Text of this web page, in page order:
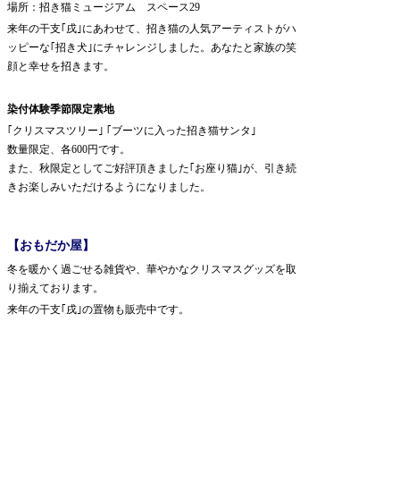
場所：招き猫ミュージアム スペース29
来年の干支｢戌｣にあわせて、招き猫の人気アーティストがハ
ッピーな｢招き犬｣にチャレンジしました。あなたと家族の笑
顔と幸せを招きます。
染付体験季節限定素地
｢クリスマスツリー｣ ｢ブーツに入った招き猫サンタ｣
数量限定、各600円です。
また、秋限定としてご好評頂きました｢お座り猫｣が、引き続
きお楽しみいただけるようになりました。
【おもだか屋】
冬を暖かく過ごせる雑貨や、華やかなクリスマスグッズを取
り揃えております。
来年の干支｢戌｣の置物も販売中です。